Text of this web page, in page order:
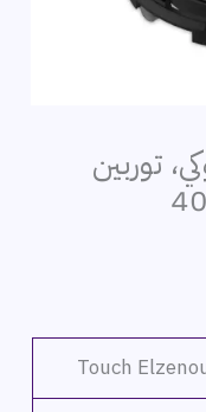
توربين
Touch